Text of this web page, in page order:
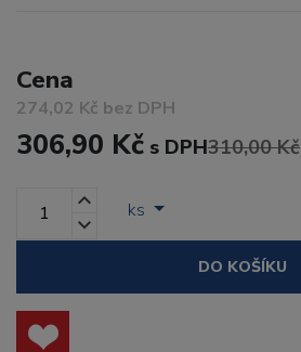
Cena
274,02 Kč bez DPH
306,90 Kč s DPH310,00 Kč
ks
DO KOŠÍKU